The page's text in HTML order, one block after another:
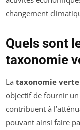
changement
Quels sont
taxonomie
La taxonomie verte
objectif de fournir un
contribuent à
pouvant ainsi faire